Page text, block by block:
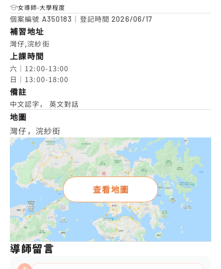
女導師-大學程度
個案編號 A350183 ｜登記時間2026/06/17
補習地址
灣仔,浣紗街
上課時間
六｜12:00-13:00
日｜13:00-18:00
備註
中文認字， 英文對話
地圖
灣仔，浣紗街
查看地圖
導師留言